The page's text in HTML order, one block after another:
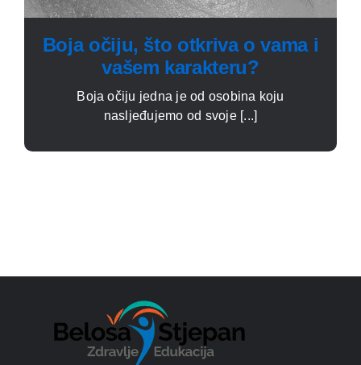
Boja očiju, što otkriva o vama i
vašem karakteru?
Boja očiju jedna je od osobina koju
nasljeđujemo od svoje [...]